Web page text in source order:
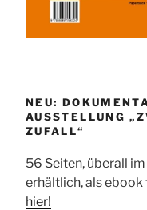
NEU:
AUSSTELLUNG
ZUFALL“
56 Seiten, überall
erhältlich, als ebook
hier!